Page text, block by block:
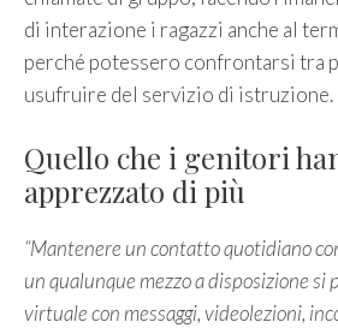
di interazione i ragazzi anche al
perché potessero confrontarsi tra
usufruire del servizio di istruzione.
Quello che i genitori
apprezzato di più
“Mantenere un contatto quotidiano
un qualunque mezzo a disposizione si
virtuale con messaggi, videolezioni,